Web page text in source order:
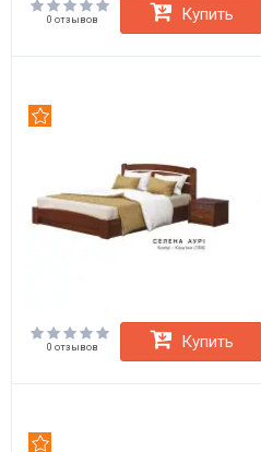
0 отзывов Купить
0 отзывов Купить